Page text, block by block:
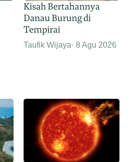
Kisah Bertahannya
Danau Burung di
Tempirai
Taufik Wijaya 8 Agu 2026